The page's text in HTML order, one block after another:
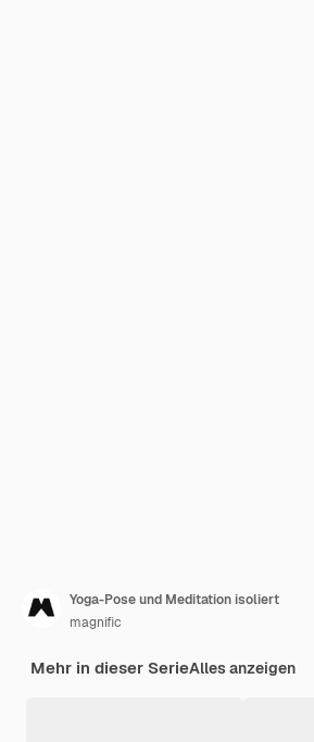
Yoga-Pose und Meditation isoliert
magnific
Mehr in dieser SerieAlles anzeigen